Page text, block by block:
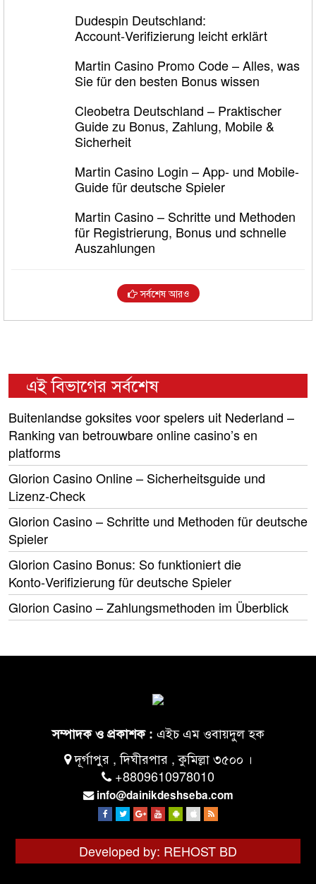
Dudespin Deutschland:
Account‑Verifizierung leicht erklärt
Martin Casino Promo Code – Alles, was
Sie für den besten Bonus wissen
Cleobetra Deutschland – Praktischer
Guide zu Bonus, Zahlung, Mobile &
Sicherheit
Martin Casino Login – App- und Mobile-
Guide für deutsche Spieler
Martin Casino – Schritte und Methoden
für Registrierung, Bonus und schnelle
Auszahlungen
সর্বশেষ আরও
এই বিভাগের সর্বশেষ
Buitenlandse goksites voor spelers uit Nederland –
Ranking van betrouwbare online casino’s en
platforms
Glorion Casino Online – Sicherheitsguide und
Lizenz‑Check
Glorion Casino – Schritte und Methoden für deutsche
Spieler
Glorion Casino Bonus: So funktioniert die
Konto‑Verifizierung für deutsche Spieler
Glorion Casino – Zahlungsmethoden im Überblick
সম্পাদক ও প্রকাশক : এইচ এম ওবায়দুল হক
দূর্গাপুর , দিঘীরপার , কুমিল্লা ৩৫০০ ।
+8809610978010
info@dainikdeshseba.com
Developed by: REHOST BD